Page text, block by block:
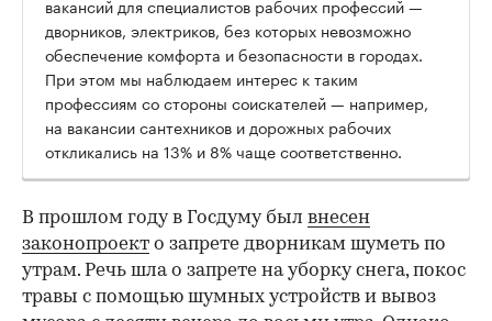
вакансий для специалистов рабочих профессий —
дворников, электриков, без которых невозможно
обеспечение комфорта и безопасности в городах.
При этом мы наблюдаем интерес к таким
профессиям со стороны соискателей — например,
на вакансии сантехников и дорожных рабочих
откликались на 13% и 8% чаще соответственно.
В прошлом году в Госдуму был внесен
законопроект о запрете дворникам шуметь по
утрам. Речь шла о запрете на уборку снега, покос
травы с помощью шумных устройств и вывоз